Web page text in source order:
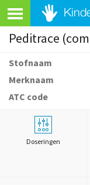
Stofnaam
Merknaam
ATC code
Doseringen